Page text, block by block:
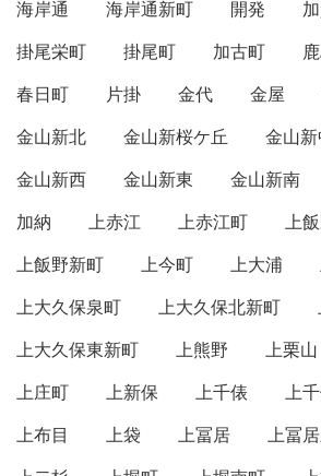
海岸通 海岸通新町 開発
掛尾栄町
掛尾町 加古町
春日町
片掛 金代 金屋
金山新北
金山新桜ケ丘
金山新
金山新西
金山新東 金山新南
加納
上赤江 上赤江町
上
上飯野新町
上今町 上大浦
上大久保泉町
上大久保北新町
上大久保東新町
上熊野 上栗山
上庄町
上新保 上千俵 上
上布目
上袋 上冨居
上冨